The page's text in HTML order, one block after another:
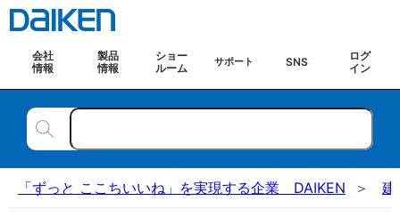
会社
情報
製品
情報
ショー
ルーム
サポート SNS
ログ
イン
「ずっと ここちいいね」を実現する企業 DAIKEN 建